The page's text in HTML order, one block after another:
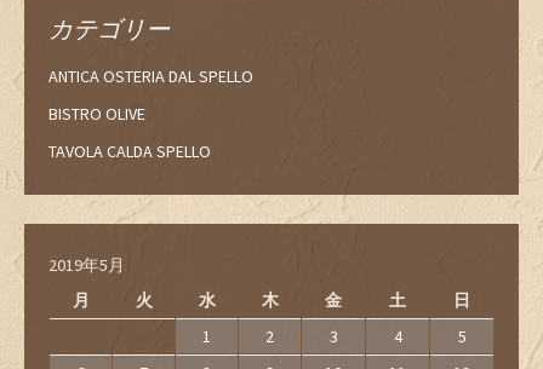
カテゴリー
ANTICA OSTERIA DAL SPELLO
BISTRO OLIVE
TAVOLA CALDA SPELLO
2019年5月
月
火 水 木 金 土
日
1
2 3 4
5